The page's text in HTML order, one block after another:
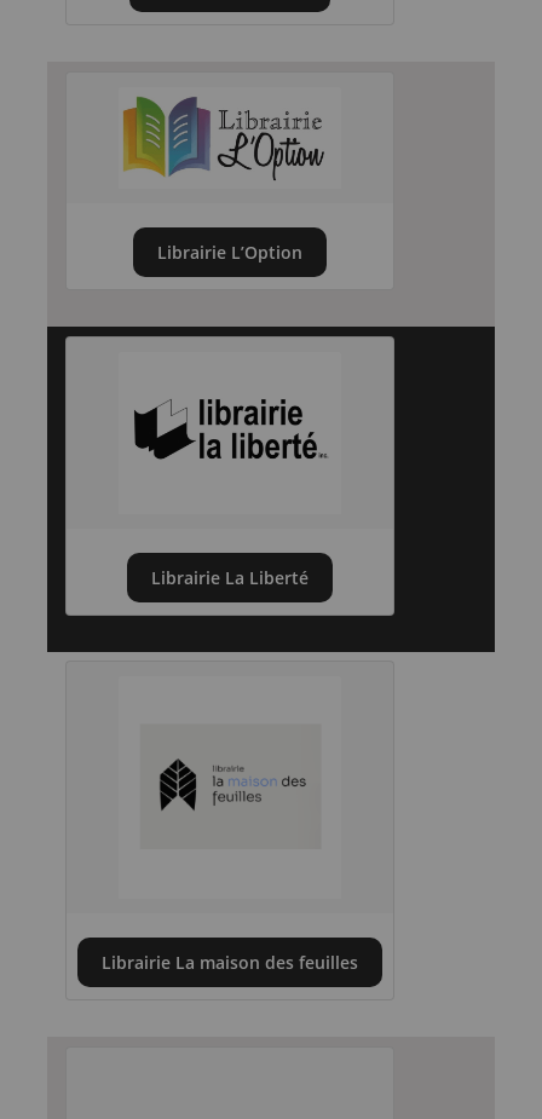
Librairie L’Option
Librairie La Liberté
Librairie La maison des feuilles